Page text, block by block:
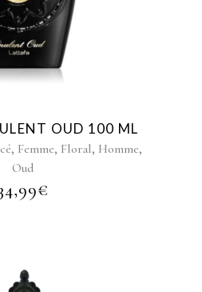
OUD 100 ML
, Femme, Floral, Homme,
Oud
€